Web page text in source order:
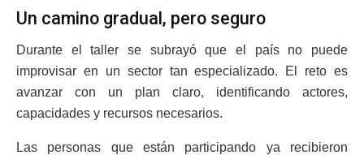
Un camino gradual, pero seguro
Durante el taller se subrayó que el país no puede
improvisar en un sector tan especializado. El reto es
avanzar con un plan claro, identificando actores,
capacidades y recursos necesarios.
Las personas que están participando ya recibieron